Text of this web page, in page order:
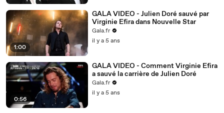
1:00
GALA VIDEO - Julien Doré sauvé par
Virginie Efira dans Nouvelle Star
Gala.fr
il y a 5 ans
0:56
GALA VIDEO - Comment Virginie Efira
a sauvé la carrière de Julien Doré
Gala.fr
il y a 5 ans